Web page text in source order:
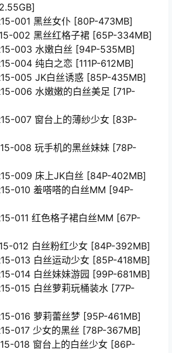
001 黑丝女仆 [80P-473MB]
002 黑丝红格子裙 [65P-334MB]
003 水嫩白丝 [94P-535MB]
004 纯白之恋 [111P-612MB]
005 JK白丝诱惑 [85P-435MB]
006 水嫩嫩的白丝美足 [71P-
007 窗台上的薄纱少女 [83P-
008 玩手机的黑丝妹妹 [78P-
009 床上JK白丝 [84P-402MB]
010 羞嗒嗒的白丝MM [94P-
011 红色格子裙白丝MM [67P-
012 白丝粉红少女 [84P-392MB]
013 白丝运动少女 [85P-418MB]
014 白丝妹妹游园 [99P-681MB]
015 白丝萝莉玩桶装水 [77P-
016 萝莉蕾丝梦 [95P-461MB]
017 少女的黑丝 [78P-367MB]
018 窗台上的白丝少女 [86P-